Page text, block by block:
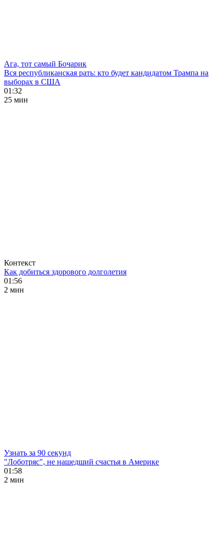
Ага, тот самый Бочарик
Вся республиканская рать: кто будет кандидатом Трампа на
выборах в США
01:32
25 мин
Контекст
Как добиться здорового долголетия
01:56
2 мин
Узнать за 90 секунд
"Лоботряс", не нашедший счастья в Америке
01:58
2 мин